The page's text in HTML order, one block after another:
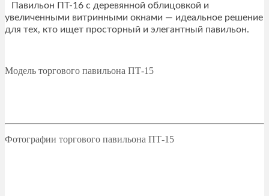
Павильон ПТ-16 с деревянной облицовкой и
увеличенными витринными окнами — идеальное решение
для тех, кто ищет просторный и элегантный павильон.
Модель торгового павильона ПТ-15
Фотографии торгового павильона ПТ-15